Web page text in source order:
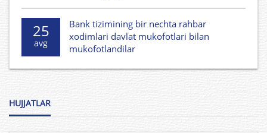
25
avg
Bank tizimining bir nechta rahbar
xodimlari davlat mukofotlari bilan
mukofotlandilar
HUJJATLAR